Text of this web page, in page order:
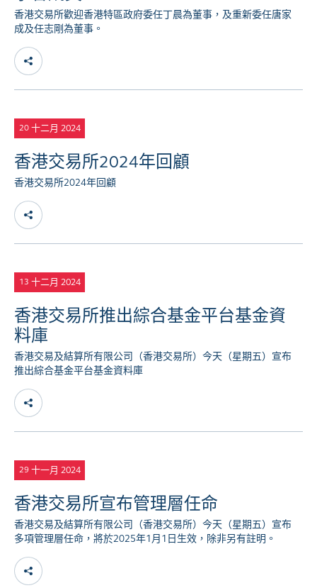
香港交易所歡迎香港特區政府委任丁晨為董事，及重新委任唐家
成及任志剛為董事。
20 十二月 2024
香港交易所2024年回顧
香港交易所2024年回顧
13 十二月 2024
香港交易所推出綜合基金平台基金資
料庫
香港交易及結算所有限公司（香港交易所）今天（星期五）宣布
推出綜合基金平台基金資料庫
29 十一月 2024
香港交易所宣布管理層任命
香港交易及結算所有限公司（香港交易所）今天（星期五）宣布
多項管理層任命，將於2025年1月1日生效，除非另有註明。